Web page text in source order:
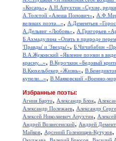
«Косарь», А.Н.Апухтин «Сухие,
А.Толстой «Алеша Попович»,
великих поэта...», А.Дементьев
А.Дельвиг «Любовь», А.Григорьев
Б.Ахмадулина «Опять в природе
'Правды' и 'Звезды'», Б.Чичибабин
В.А.Жуковский «Явление поэзии в
красну...», В.Курочкин «Бедовый
В.Кюхельбекер «Жизнь»,
купели...», В.Маяковский «Военно-
Избранные поэты:
Агния Барто, Александр Блок,
Александр Полежаев, Александр
Алексей Николаевич Апухтин,
Андрей Вознесенский, Андрей
Майков, Арсений Голенищев-Кутузов,